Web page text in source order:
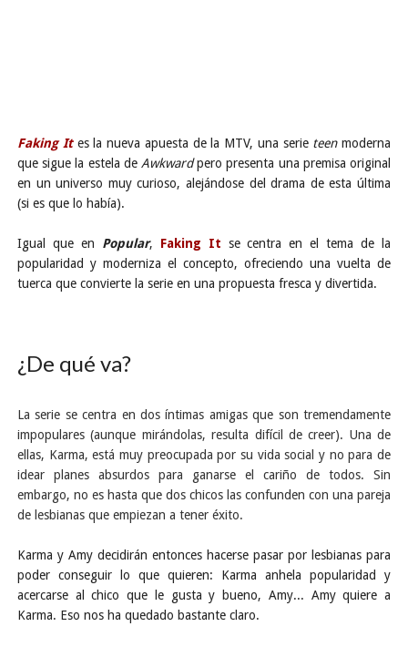
Faking Ites la nueva apuesta de la MTV, una serie teen moderna
que sigue la estela de Awkwardpero presenta una premisa original
en un universo muy curioso, alejándose del drama de esta última
(si es que lo había).
Igual que en Popular, Faking It se centra en el tema de la
popularidad y moderniza el concepto, ofreciendo una vuelta de
tuerca que convierte la serie en una propuesta fresca y divertida.
¿De qué va?
La serie se centra en dos íntimas amigas que son tremendamente
impopulares (aunque mirándolas, resulta difícil de creer). Una de
ellas, Karma, está muy preocupada por su vida social y no para de
idear planes absurdos para ganarse el cariño de todos. Sin
embargo, no es hasta que dos chicos las confunden con una pareja
de lesbianas que empiezan a tener éxito.
Karma y Amy decidirán entonces hacerse pasar por lesbianas para
poder conseguir lo que quieren: Karma anhela popularidad y
acercarse al chico que le gusta y bueno, Amy... Amy quiere a
Karma. Eso nos ha quedado bastante claro.